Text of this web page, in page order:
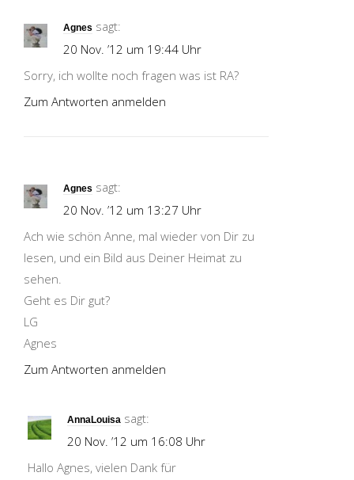
Agnes sagt:
20 Nov. ’12 um 19:44 Uhr
Sorry, ich wollte noch fragen was ist RA?
Zum Antworten anmelden
Agnes sagt:
20 Nov. ’12 um 13:27 Uhr
Ach wie schön Anne, mal wieder von Dir zu
lesen, und ein Bild aus Deiner Heimat zu
sehen.
Geht es Dir gut?
LG
Agnes
Zum Antworten anmelden
AnnaLouisa sagt:
20 Nov. ’12 um 16:08 Uhr
Hallo Agnes, vielen Dank für